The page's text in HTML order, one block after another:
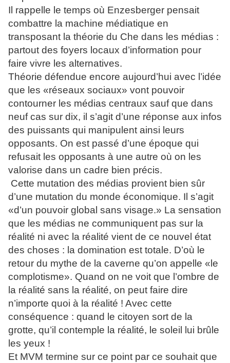
Il rappelle le temps où Enzesberger pensait
combattre la machine médiatique en
transposant la théorie du Che dans les médias :
partout des foyers locaux d’information pour
faire vivre les alternatives.
Théorie défendue encore aujourd’hui avec l’idée
que les «réseaux sociaux» vont pouvoir
contourner les médias centraux sauf que dans
neuf cas sur dix, il s’agit d’une réponse aux infos
des puissants qui manipulent ainsi leurs
opposants. On est passé d’une époque qui
refusait les opposants à une autre où on les
valorise dans un cadre bien précis.
Cette mutation des médias provient bien sûr
d’une mutation du monde économique. Il s’agit
«d’un pouvoir global sans visage.» La sensation
que les médias ne communiquent pas sur la
réalité ni avec la réalité vient de ce nouvel état
des choses : la domination est totale. D’où le
retour du mythe de la caverne qu’on appelle «le
complotisme». Quand on ne voit que l’ombre de
la réalité sans la réalité, on peut faire dire
n’importe quoi à la réalité ! Avec cette
conséquence : quand le citoyen sort de la
grotte, qu’il contemple la réalité, le soleil lui brûle
les yeux !
Et MVM termine sur ce point par ce souhait que